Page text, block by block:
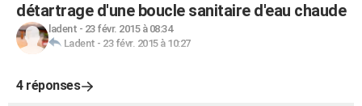
détartrage d'une boucle sanitaire d'eau chaude
ladent - 23 févr. 2015 à 08:34
Ladent - 23 févr. 2015 à 10:27
4 réponses